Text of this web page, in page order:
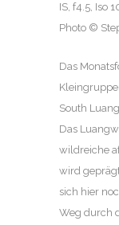
IS, f4.5, Iso
Photo ©
Das
South
Das
wildreiche
wird
sich hier
Weg durch